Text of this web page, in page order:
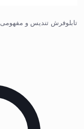
تابلوفرش تندیس و مفهومی